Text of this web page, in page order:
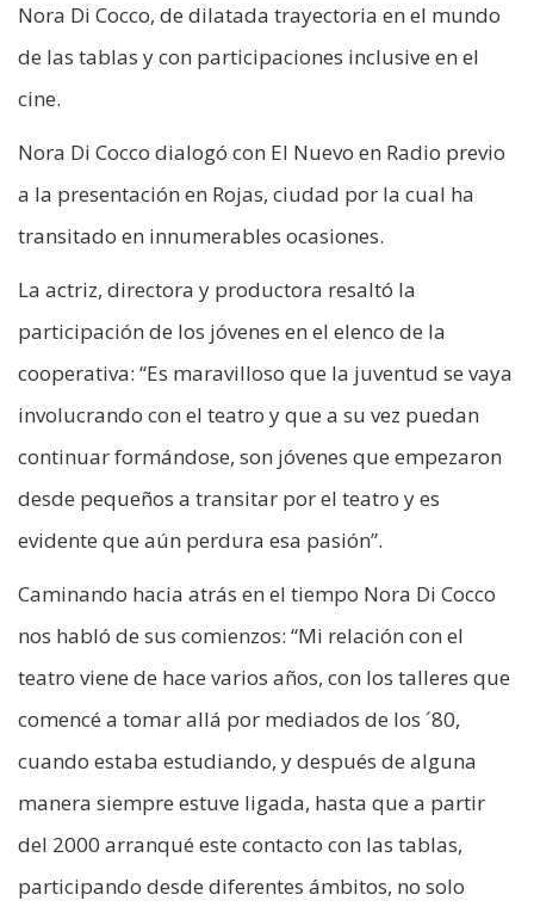
Nora Di Cocco, de dilatada trayectoria en el mundo
de las tablas y con participaciones inclusive en el
cine.
Nora Di Cocco dialogó con El Nuevo en Radio previo
a la presentación en Rojas, ciudad por la cual ha
transitado en innumerables ocasiones.
La actriz, directora y productora resaltó la
participación de los jóvenes en el elenco de la
cooperativa: “Es maravilloso que la juventud se vaya
involucrando con el teatro y que a su vez puedan
continuar formándose, son jóvenes que empezaron
desde pequeños a transitar por el teatro y es
evidente que aún perdura esa pasión”.
Caminando hacia atrás en el tiempo Nora Di Cocco
nos habló de sus comienzos: “Mi relación con el
teatro viene de hace varios años, con los talleres que
comencé a tomar allá por mediados de los ´80,
cuando estaba estudiando, y después de alguna
manera siempre estuve ligada, hasta que a partir
del 2000 arranqué este contacto con las tablas,
participando desde diferentes ámbitos, no solo